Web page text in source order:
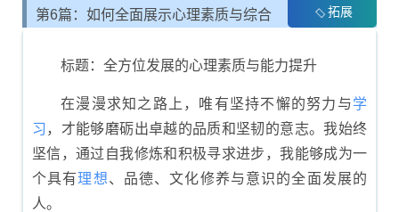
第6篇：如何全面展示心理素质与综合 拓展
标题：全方位发展的心理素质与能力提升
在漫漫求知之路上，唯有坚持不懈的努力与学
习，才能够磨砺出卓越的品质和坚韧的意志。我始终
坚信，通过自我修炼和积极寻求进步，我能够成为一
个具有理想、品德、文化修养与意识的全面发展的
人。